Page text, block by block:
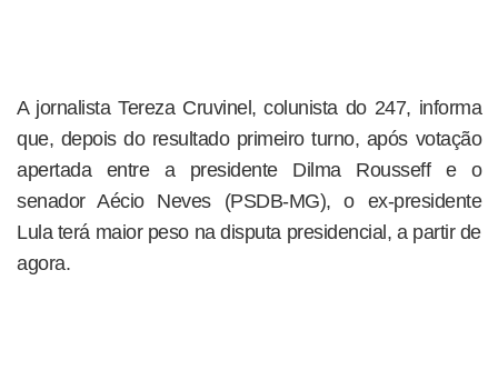
A jornalista Tereza Cruvinel, colunista do 247, informa
que, depois do resultado primeiro turno, após votação
apertada entre a presidente Dilma Rousseff e o
senador Aécio Neves (PSDB-MG), o ex-presidente
Lula terá maior peso na disputa presidencial, a partir de
agora.